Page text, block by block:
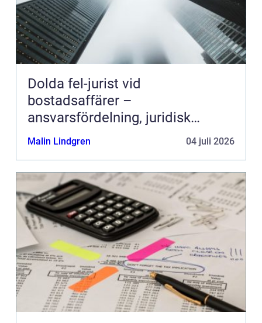
Dolda fel-jurist vid
bostadsaffärer –
ansvarsfördelning, juridisk
prövning och hantering av
fastighetstvister
Malin Lindgren 04 juli 2026